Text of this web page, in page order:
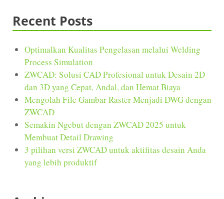
Recent Posts
Optimalkan Kualitas Pengelasan melalui Welding
Process Simulation
ZWCAD: Solusi CAD Profesional untuk Desain 2D
dan 3D yang Cepat, Andal, dan Hemat Biaya
Mengolah File Gambar Raster Menjadi DWG dengan
ZWCAD
Semakin Ngebut dengan ZWCAD 2025 untuk
Membuat Detail Drawing
3 pilihan versi ZWCAD untuk aktifitas desain Anda
yang lebih produktif